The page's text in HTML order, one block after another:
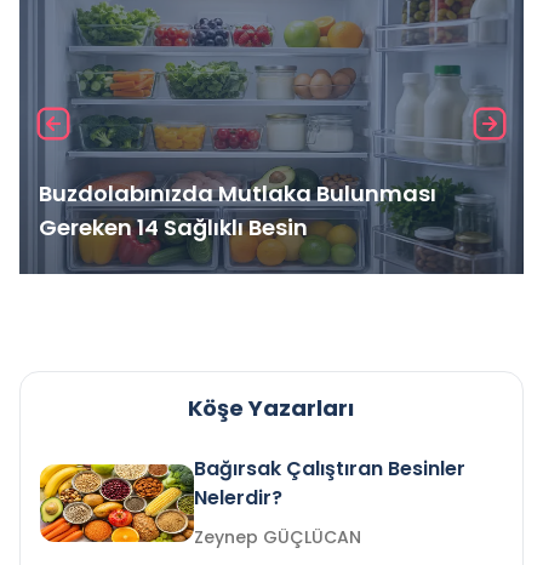
Buzdolabınızda Mutlaka Bulunması
Gereken 14 Sağlıklı Besin
Köşe Yazarları
Bağırsak Çalıştıran Besinler
Nelerdir?
Zeynep GÜÇLÜCAN